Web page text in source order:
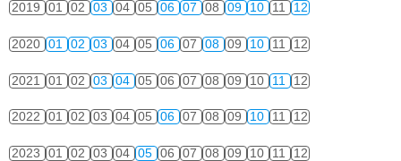
2019 01 02 03 04 05 06 07 08 09 10 11 12
2020 01 02 03 04 05 06 07 08 09 10 11 12
2021 01 02 03 04 05 06 07 08 09 10 11 12
2022 01 02 03 04 05 06 07 08 09 10 11 12
2023 01 02 03 04 05 06 07 08 09 10 11 12